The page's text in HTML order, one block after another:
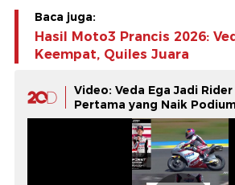
Baca juga:
Hasil Moto3 Prancis 2026:
Keempat, Quiles Juara
Video: Veda Ega Jadi
Pertama yang Naik